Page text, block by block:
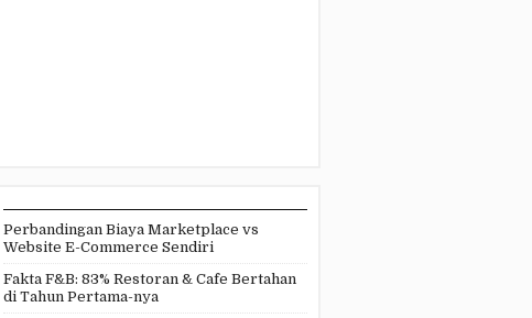
Perbandingan Biaya Marketplace vs
Website E-Commerce Sendiri
Fakta F&B: 83% Restoran & Cafe Bertahan
di Tahun Pertama-nya